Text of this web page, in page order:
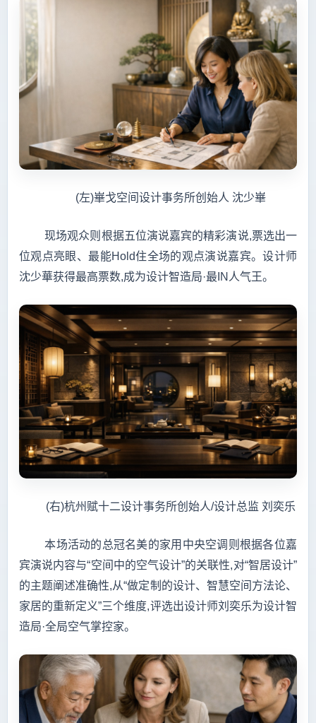
(左)崋戈空间设计事务所创始人 沈少崋
现场观众则根据五位演说嘉宾的精彩演说,票选出一
位观点亮眼、最能Hold住全场的观点演说嘉宾。设计师
沈少華获得最高票数,成为设计智造局·最IN人气王。
(右)杭州赋十二设计事务所创始人/设计总监 刘奕乐
本场活动的总冠名美的家用中央空调则根据各位嘉
宾演说内容与“空间中的空气设计”的关联性,对“智居设计”
的主题阐述准确性,从“做定制的设计、智慧空间方法论、
家居的重新定义”三个维度,评选出设计师刘奕乐为设计智
造局·全局空气掌控家。